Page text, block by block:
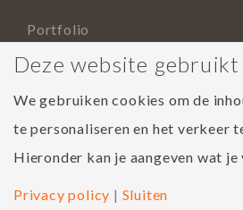
Portfolio
Assortiment
Houtsoorten
Populairste project 2023
Deze website gebruikt
We gebruiken cookies om de
te personaliseren en het verkeer
Hieronder kan je aangeven wat
Privacy policy | Sluiten